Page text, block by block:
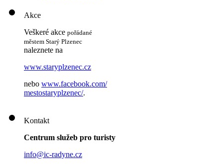
Akce
Veškeré akce pořádané
městem Starý Plzenec
naleznete na
www.staryplzenec.cz
nebo www.facebook.com/
mestostaryplzenec/.
Kontakt
Centrum služeb pro turisty
info@ic-radyne.cz